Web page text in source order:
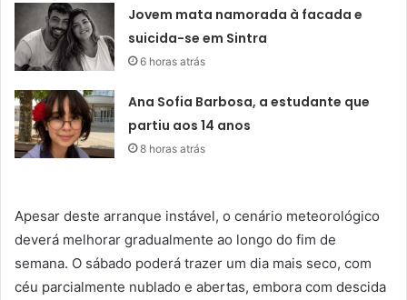
Jovem mata namorada à facada e
suicida-se em Sintra
6 horas atrás
Ana Sofia Barbosa, a estudante que
partiu aos 14 anos
8 horas atrás
Apesar deste arranque instável, o cenário meteorológico
deverá melhorar gradualmente ao longo do fim de
semana. O sábado poderá trazer um dia mais seco, com
céu parcialmente nublado e abertas, embora com descida